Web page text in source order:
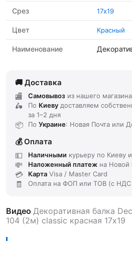
Срез 17х19
Цвет Красный
Наименование
Доставка
Самовывоз из нашего
По Киеву доставляем
за 1–2 дня
По Украине: Новая Почта или
Оплата
Наличными курьеру по Киеву
Наложенный платеж на Новой
Карта Visa / Master Card
Оплата на ФОП или ТОВ (с НДС
Видео Декоративная балка
104 (2м) classic красная 17х19